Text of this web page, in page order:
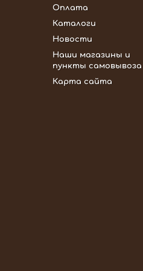
Оплата
Каталоги
Новости
Наши магазины и
пункты самовывоза
Карта сайта